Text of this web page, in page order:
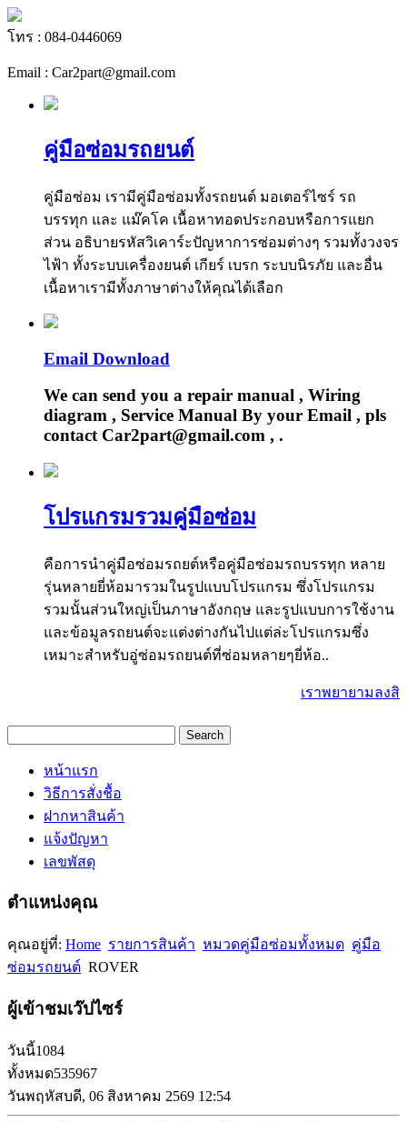
โทร : 084-0446069
Email : Car2part@gmail.com
คู่มือซ่อมรถยนต์
คู่มือซ่อม เรามีคู่มือซ่อมทั้งรถยนต์ มอเตอร์ไซร์ รถ
บรรทุก และ แม๊คโค เนื้อหาทอดประกอบหรือการแยก
ส่วน อธิบายรหัสวิเคาร์ะปัญหาการซ่อมต่างๆ รวมทั้งวงจร
ไฟ้า ทั้งระบบเครื่องยนต์ เกียร์ เบรก ระบบนิรภัย และอื่น
เนื้อหาเรามีทั้งภาษาต่างให้คุณได้เลือก
Email Download
We can send you a repair manual , Wiring
diagram , Service Manual By your Email , pls
contact Car2part@gmail.com , .
โปรแกรมรวมคู่มือซ่อม
คือการนำคู่มือซ่อมรถยต์หรือคู่มือซ่อมรถบรรทุก หลาย
รุ่นหลายยี่ห้อมารวมในรูปแบบโปรแกรม ซึ่งโปรแกรม
รวมนั้นส่วนใหญ่เป็นภาษาอังกฤษ และรูปแบบการใช้งาน
และข้อมูลรถยนต์จะแต่งต่างกันไปแต่ล่ะโปรแกรมซึ่ง
เหมาะสำหรับอู่ซ่อมรถยนต์ที่ซ่อมหลายๆยี่ห้อ..
เราพยายามลงสิ
หน้าแรก
วิธีการสั่งชื้อ
ฝากหาสินค้า
แจ้งปัญหา
เลขพัสดุ
ตำแหน่งคุณ
คุณอยู่ที่: Home รายการสินค้า หมวดคู่มือซ่อมทั้งหมด คู่มือ
ซ่อมรถยนต์ ROVER
ผู้เข้าชมเว๊ปไซร์
วันนี้1084
ทั้งหมด535967
วันพฤหัสบดี, 06 สิงหาคม 2569 12:54